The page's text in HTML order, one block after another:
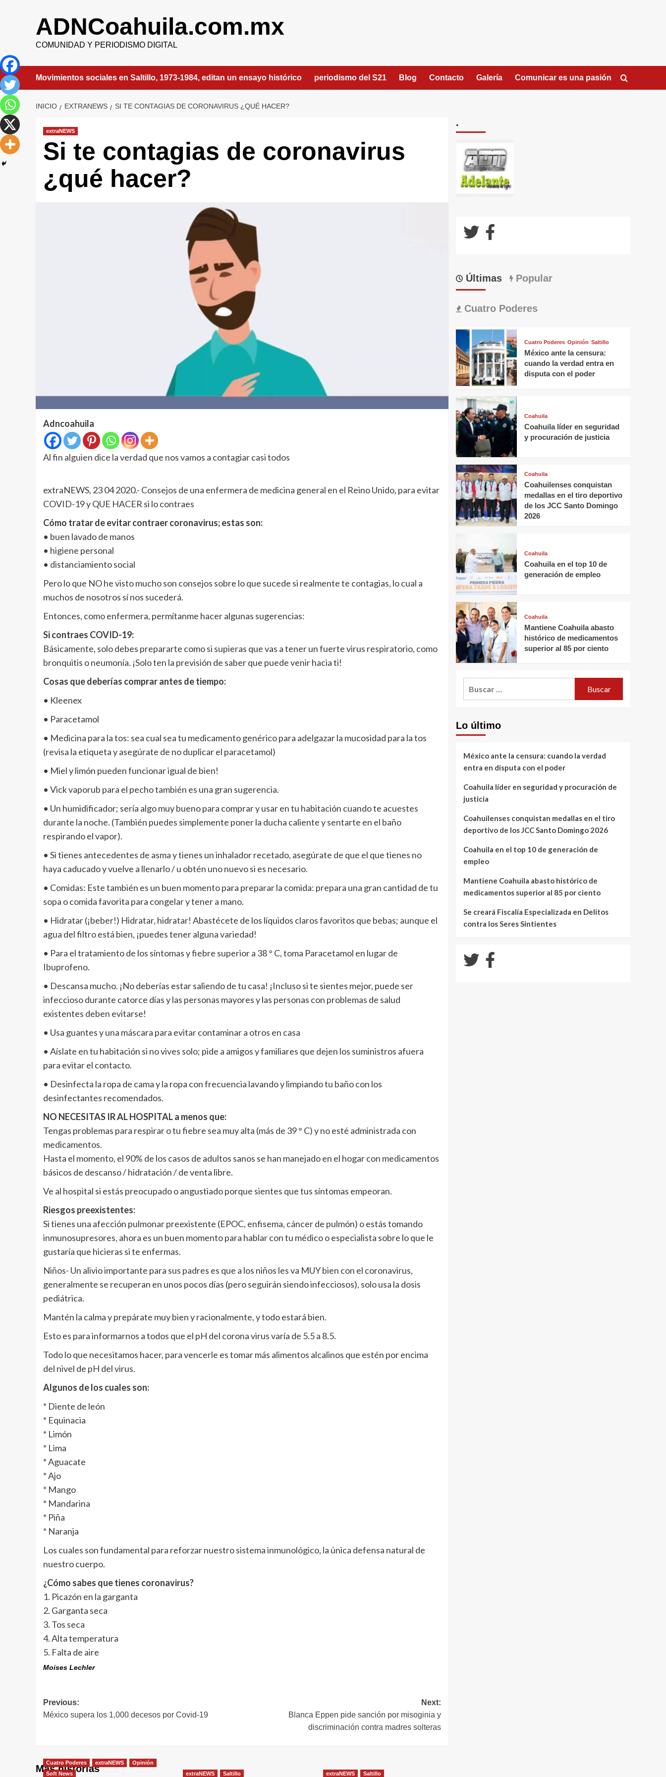
ADNCoahuila.com.mx
COMUNIDAD Y PERIODISMO DIGITAL
Movimientos sociales en Saltillo, 1973-1984, editan un ensayo histórico periodismo del S21 Blog Contacto Galería Comunicar es una pasión
INICIO EXTRANEWS SI TE CONTAGIAS DE CORONAVIRUS ¿QUÉ HACER?
extraNEWS
Si te contagias de coronavirus
¿qué hacer?
Adncoahuila
Al fin alguien dice la verdad que nos vamos a contagiar casi todos
extraNEWS, 23 04 2020.- Consejos de una enfermera de medicina general en el Reino Unido, para evitar
COVID-19 y QUE HACER si lo contraes
Cómo tratar de evitar contraer coronavirus; estas son:
• buen lavado de manos
• higiene personal
• distanciamiento social
Pero lo que NO he visto mucho son consejos sobre lo que sucede si realmente te contagias, lo cual a
muchos de nosotros sí nos sucederá.
Entonces, como enfermera, permítanme hacer algunas sugerencias:
Si contraes COVID-19:
Básicamente, solo debes prepararte como si supieras que vas a tener un fuerte virus respiratorio, como
bronquitis o neumonía. ¡Solo ten la previsión de saber que puede venir hacia ti!
Cosas que deberías comprar antes de tiempo:
• Kleenex
• Paracetamol
• Medicina para la tos: sea cual sea tu medicamento genérico para adelgazar la mucosidad para la tos
(revisa la etiqueta y asegúrate de no duplicar el paracetamol)
• Miel y limón pueden funcionar igual de bien!
• Vick vaporub para el pecho también es una gran sugerencia.
• Un humidificador; sería algo muy bueno para comprar y usar en tu habitación cuando te acuestes
durante la noche. (También puedes simplemente poner la ducha caliente y sentarte en el baño
respirando el vapor).
• Si tienes antecedentes de asma y tienes un inhalador recetado, asegúrate de que el que tienes no
haya caducado y vuelve a llenarlo / u obtén uno nuevo si es necesario.
• Comidas: Este también es un buen momento para preparar la comida: prepara una gran cantidad de tu
sopa o comida favorita para congelar y tener a mano.
• Hidratar (¡beber!) Hidratar, hidratar! Abastécete de los líquidos claros favoritos que bebas; aunque el
agua del filtro está bien, ¡puedes tener alguna variedad!
• Para el tratamiento de los síntomas y fiebre superior a 38 ° C, toma Paracetamol en lugar de
Ibuprofeno.
• Descansa mucho. ¡No deberías estar saliendo de tu casa! ¡Incluso si te sientes mejor, puede ser
infeccioso durante catorce días y las personas mayores y las personas con problemas de salud
existentes deben evitarse!
• Usa guantes y una máscara para evitar contaminar a otros en casa
• Aíslate en tu habitación si no vives solo; pide a amigos y familiares que dejen los suministros afuera
para evitar el contacto.
• Desinfecta la ropa de cama y la ropa con frecuencia lavando y limpiando tu baño con los
desinfectantes recomendados.
NO NECESITAS IR AL HOSPITAL a menos que:
Tengas problemas para respirar o tu fiebre sea muy alta (más de 39 ° C) y no esté administrada con
medicamentos.
Hasta el momento, el 90% de los casos de adultos sanos se han manejado en el hogar con medicamentos
básicos de descanso / hidratación / de venta libre.
Ve al hospital si estás preocupado o angustiado porque sientes que tus síntomas empeoran.
Riesgos preexistentes:
Si tienes una afección pulmonar preexistente (EPOC, enfisema, cáncer de pulmón) o estás tomando
inmunosupresores, ahora es un buen momento para hablar con tu médico o especialista sobre lo que le
gustaría que hicieras si te enfermas.
Niños- Un alivio importante para sus padres es que a los niños les va MUY bien con el coronavirus,
generalmente se recuperan en unos pocos días (pero seguirán siendo infecciosos), solo usa la dosis
pediátrica.
Mantén la calma y prepárate muy bien y racionalmente, y todo estará bien.
Esto es para informarnos a todos que el pH del corona virus varía de 5.5 a 8.5.
Todo lo que necesitamos hacer, para vencerle es tomar más alimentos alcalinos que estén por encima
del nivel de pH del virus.
Algunos de los cuales son:
* Diente de león
* Equinacia
* Limón
* Lima
* Aguacate
* Ajo
* Mango
* Mandarina
* Piña
* Naranja
Los cuales son fundamental para reforzar nuestro sistema inmunológico, la única defensa natural de
nuestro cuerpo.
¿Cómo sabes que tienes coronavirus?
1. Picazón en la garganta
2. Garganta seca
3. Tos seca
4. Alta temperatura
5. Falta de aire
Moises Lechler
Navegación
de
Previous:
México supera los 1,000 decesos por Covid-19
Next:
Blanca Eppen pide sanción por misoginia y
discriminación contra madres solteras
Más historias
Cuatro Poderes extraNEWS
Opinión
Soft News
extraNEWS Saltillo extraNEWS Saltillo
.
Últimas Popular
Cuatro Poderes
Cuatro Poderes Opinión Saltillo
México ante la censura:
cuando la verdad entra en
disputa con el poder
Coahuila
Coahuila líder en seguridad
y procuración de justicia
Coahuila
Coahuilenses conquistan
medallas en el tiro deportivo
de los JCC Santo Domingo
2026
Coahuila
Coahuila en el top 10 de
generación de empleo
Coahuila
Mantiene Coahuila abasto
histórico de medicamentos
superior al 85 por ciento
Lo último
México ante la censura: cuando la verdad
entra en disputa con el poder
Coahuila líder en seguridad y procuración de
justicia
Coahuilenses conquistan medallas en el tiro
deportivo de los JCC Santo Domingo 2026
Coahuila en el top 10 de generación de
empleo
Mantiene Coahuila abasto histórico de
medicamentos superior al 85 por ciento
Se creará Fiscalía Especializada en Delitos
contra los Seres Sintientes